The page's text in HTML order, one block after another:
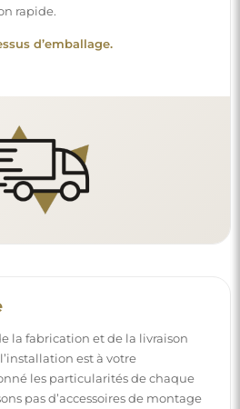
rapide.
d’emballage.
la fabrication et de la livraison
est à votre
les particularités de chaque
pas d’accessoires de montage